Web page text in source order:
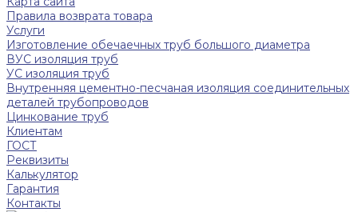
Правила возврата товара
Услуги
Изготовление обечаечных труб большого диаметра
ВУС изоляция труб
УС изоляция труб
Внутренняя цементно-песчаная изоляция соединительных
деталей трубопроводов
Цинкование труб
Клиентам
ГОСТ
Реквизиты
Калькулятор
Гарантия
Контакты